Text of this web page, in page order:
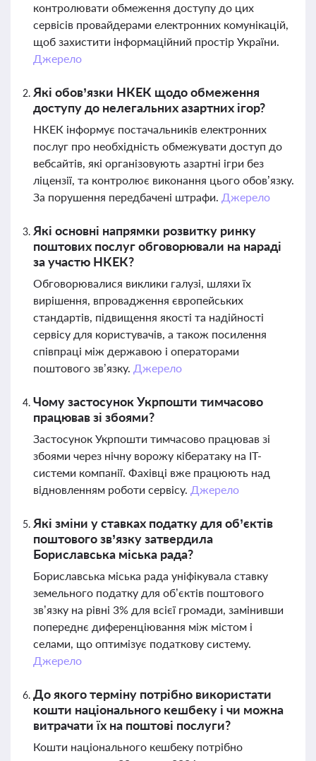
контролювати обмеження доступу до цих
сервісів провайдерами електронних комунікацій,
щоб захистити інформаційний простір України.
Джерело
Які обов’язки НКЕК щодо обмеження
доступу до нелегальних азартних ігор?
НКЕК інформує постачальників електронних
послуг про необхідність обмежувати доступ до
вебсайтів, які організовують азартні ігри без
ліцензії, та контролює виконання цього обов’язку.
За порушення передбачені штрафи. Джерело
Які основні напрямки розвитку ринку
поштових послуг обговорювали на нараді
за участю НКЕК?
Обговорювалися виклики галузі, шляхи їх
вирішення, впровадження європейських
стандартів, підвищення якості та надійності
сервісу для користувачів, а також посилення
співпраці між державою і операторами
поштового зв’язку. Джерело
Чому застосунок Укрпошти тимчасово
працював зі збоями?
Застосунок Укрпошти тимчасово працював зі
збоями через нічну ворожу кібератаку на ІТ-
системи компанії. Фахівці вже працюють над
відновленням роботи сервісу. Джерело
Які зміни у ставках податку для об’єктів
поштового зв’язку затвердила
Бориславська міська рада?
Бориславська міська рада уніфікувала ставку
земельного податку для об’єктів поштового
зв’язку на рівні 3% для всієї громади, замінивши
попереднє диференціювання між містом і
селами, що оптимізує податкову систему.
Джерело
До якого терміну потрібно використати
кошти національного кешбеку і чи можна
витрачати їх на поштові послуги?
Кошти національного кешбеку потрібно